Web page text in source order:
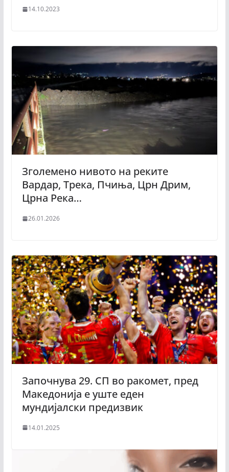
14.10.2023
Зголемено нивото на реките
Вардар, Трека, Пчиња, Црн Дрим,
Црна Река…
26.01.2026
Започнува 29. СП во ракомет, пред
Македонија е уште еден
мундијалски предизвик
14.01.2025